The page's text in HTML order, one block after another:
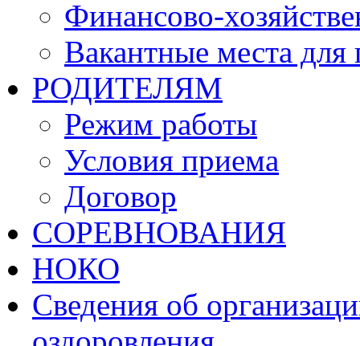
Финансово-
Вакантные места для
РОДИТЕЛЯМ
Режим работы
Условия приема
Договор
СОРЕВНОВАНИЯ
НОКО
Сведения об